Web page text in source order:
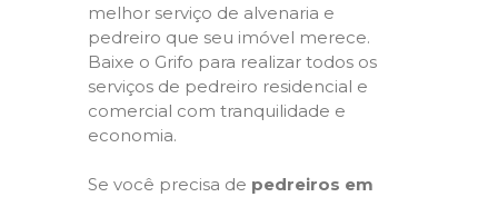
melhor serviço de alvenaria e
pedreiro que seu imóvel merece.
Baixe o Grifo para realizar todos os
serviços de pedreiro residencial e
comercial com tranquilidade e
economia.
Se você precisa de pedreiros em